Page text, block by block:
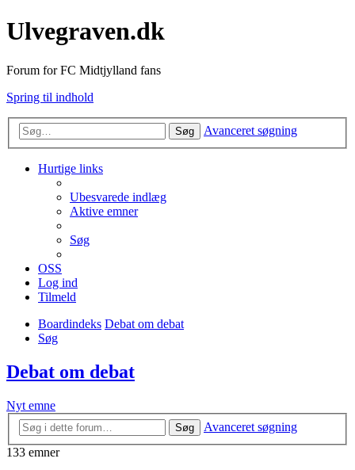
Ulvegraven.dk
Forum for FC Midtjylland fans
Spring til indhold
Søg Avanceret søgning
Hurtige links
Ubesvarede indlæg
Aktive emner
Søg
OSS
Log ind
Tilmeld
Boardindeks Debat om debat
Søg
Debat om debat
Nyt emne
Søg
Avanceret søgning
133 emner